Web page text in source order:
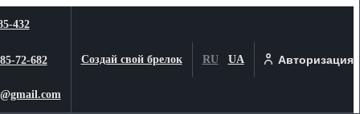
432
72-682 Создай свой брелок RU UA Авторизация